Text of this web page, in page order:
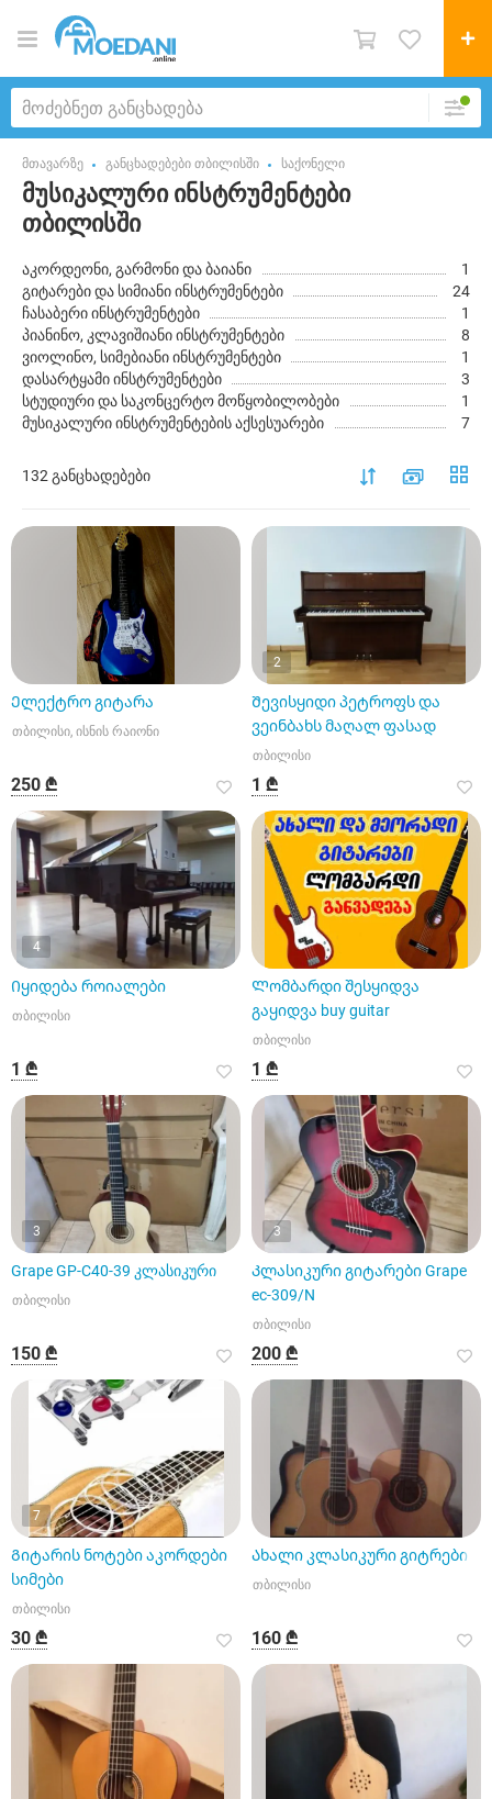
მთავარზე განცხადებები თბილისში საქონელი
მუსიკალური ინსტრუმენტები
თბილისში
აკორდეონი, გარმონი და ბაიანი
1
გიტარები და სიმიანი ინსტრუმენტები
24
ჩასაბერი ინსტრუმენტები
1
პიანინო, კლავიშიანი ინსტრუმენტები
8
ვიოლინო, სიმებიანი ინსტრუმენტები
1
დასარტყამი ინსტრუმენტები
3
სტუდიური და საკონცერტო მოწყობილობები
1
მუსიკალური ინსტრუმენტების აქსესუარები
7
132 განცხადებები
Ელექტრო გიტარა
თბილისი, ისნის რაიონი
250 ₾
2
Შევისყიდი პეტროფს და
ვეინბახს მაღალ ფასად
თბილისი
1 ₾
4
Იყიდება როიალები
თბილისი
1 ₾
Ლომბარდი შესყიდვა
გაყიდვა buy guitar
თბილისი
1 ₾
3
Grape GP-C40-39 კლასიკური
თბილისი
150 ₾
3
Კლასიკური გიტარები Grape
ec-309/N
თბილისი
200 ₾
7
Გიტარის ნოტები აკორდები
სიმები
თბილისი
30 ₾
Ახალი კლასიკური გიტრები
თბილისი
160 ₾